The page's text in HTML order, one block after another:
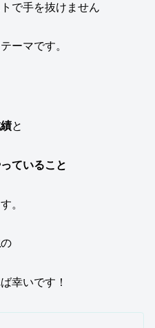
で手を抜けません
ーマです。
と
ていること
。
の
幸いです！